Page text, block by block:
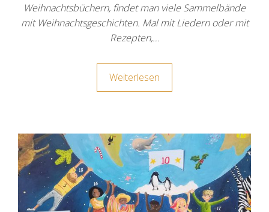
Weihnachtsbüchern, findet man viele Sammelbände
mit Weihnachtsgeschichten. Mal mit Liedern oder mit
Rezepten,…
Weiterlesen